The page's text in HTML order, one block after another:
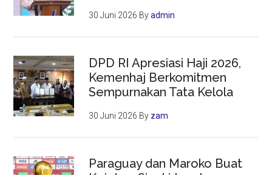
30 Juni 2026 Byadmin
DPD RI Apresiasi Haji 2026,
Kemenhaj Berkomitmen
Sempurnakan Tata Kelola
30 Juni 2026 By zam
Paraguay dan Maroko Buat